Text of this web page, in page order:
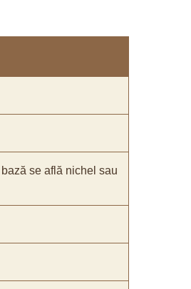
se află nichel sau